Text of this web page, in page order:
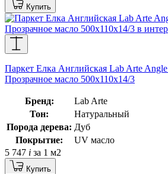
Купить
Паркет Елка Английская Lab Arte
Прозрачное масло 500х110х14/3
Бренд:
Lab Arte
Тон:
Натуральный
Порода дерева: Дуб
Покрытие:
UV масло
5 747 i за 1 м2
Купить